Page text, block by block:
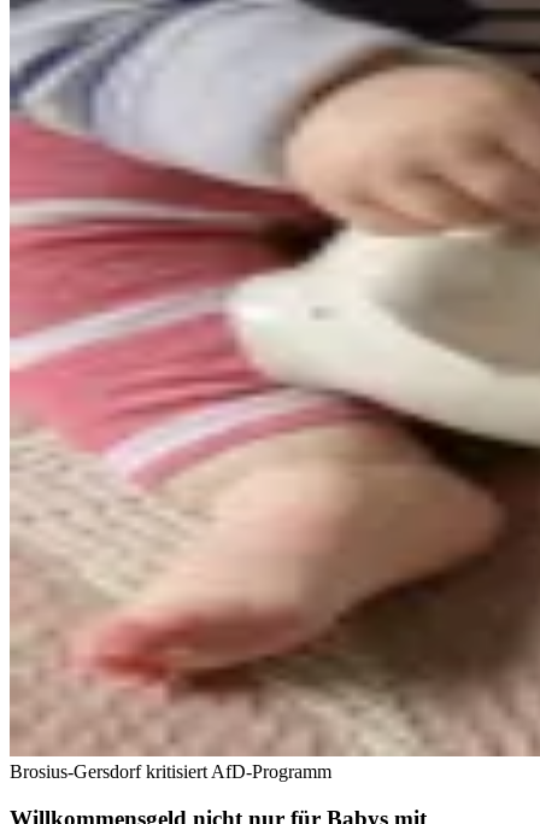
Brosius-Gersdorf kritisiert AfD-Programm
Willkommensgeld nicht nur für Babys mit